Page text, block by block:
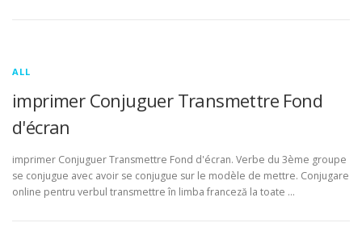
ALL
imprimer Conjuguer Transmettre Fond
d'écran
imprimer Conjuguer Transmettre Fond d'écran. Verbe du 3ème groupe
se conjugue avec avoir se conjugue sur le modèle de mettre. Conjugare
online pentru verbul transmettre în limba franceză la toate …